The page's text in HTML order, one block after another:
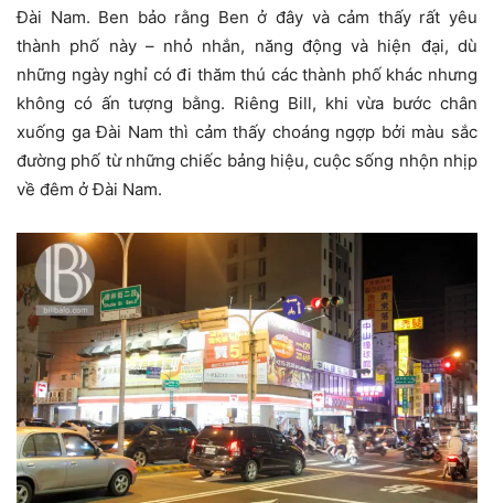
Đài Nam. Ben bảo rằng Ben ở đây và cảm thấy rất yêu
thành phố này – nhỏ nhắn, năng động và hiện đại, dù
những ngày nghỉ có đi thăm thú các thành phố khác nhưng
không có ấn tượng bằng. Riêng Bill, khi vừa bước chân
xuống ga Đài Nam thì cảm thấy choáng ngợp bởi màu sắc
đường phố từ những chiếc bảng hiệu, cuộc sống nhộn nhịp
về đêm ở Đài Nam.